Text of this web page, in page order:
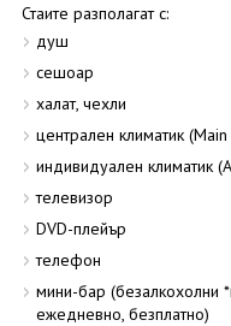
Стаите разполагат с:
душ
сешоар
халат, чехли
централен климатик
индивидуален климатик
телевизор
DVD-плейър
телефон
мини-бар (безалкохолни
ежедневно, безплатно)